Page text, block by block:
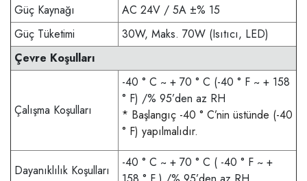
Güç Kaynağı
AC 24V / 5A ±% 15
Güç Tüketimi
30W, Maks. 70W (Isıtıcı, LED)
Çevre Koşulları
Çalışma Koşulları
-40 ° C ~ + 70 ° C (-40 ° F ~ + 158
° F) /% 95’den az RH
* Başlangıç ​​-40 ° C’nin üstünde (-40
° F) yapılmalıdır.
Dayanıklılık Koşulları
-40 ° C ~ + 70 ° C ( -40 ° F ~ +